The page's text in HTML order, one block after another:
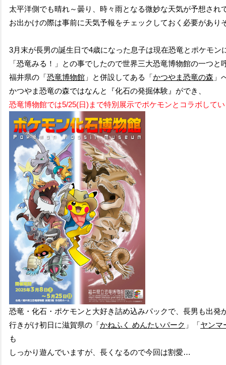
太平洋側でも晴れ～曇り、時々雨となる微妙な天気が予想され
お出かけの際は事前に天気予報をチェックしておく必要があり
3月末が長男の誕生日で4歳になった息子は現在恐竜とポケモン
「恐竜みる！」との事でしたので世界三大恐竜博物館の一つと
福井県の「 恐竜博物館 」と併設してある「 かつやま恐竜の森 」
かつやま恐竜の森ではなんと『化石の発掘体験』ができ、
恐竜博物館では5/25(日)まで特別展示でポケモンとコラボして
恐竜・化石・ポケモンと大好き詰め込みパックで、長男も出発
行きがけ初日に滋賀県の「 かねふく めんたいパーク 」「 ヤンマ
も
しっかり遊んでいますが、長くなるので今回は割愛…